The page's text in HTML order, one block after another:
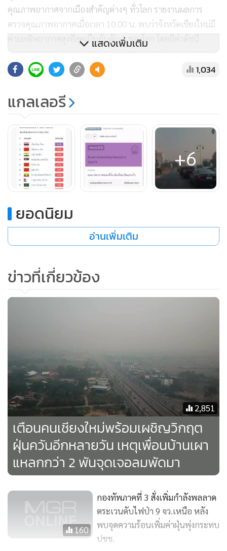
คุณภาพอากาศจากเมืองสำคัญต่างๆ ทั่วโลก รายงานผลการ
ตรวจคุณภาพอากาศเมื่อเวลา 10.00 น. พบว่าจังหวัดเชียงใหม่มี
ค่ามลพิษอากาศสูงที่สุดเป็นอันดับ 1 ของโลก โดยมีค่าดัชนี
คุณภาพอากาศ 213 USAQI และค่า PM2.5 อยู่ที่ 162.8
ไมโครกรัมต่อลูกบาศก์เมตร ส่วนอันดับ 2 เมืองเสิ่นหยาง
เมิงเดลี ประเทศอินเดีย 192 ค่าดัชนีคุณภาพอากาศ 213 USAQI
ทั้งนี้ ปัจจัยที่ทำให้เชียงใหม่มีฝุ่นควันสะสมมากเนื่องจากกระแส
ลมได้พัดพากลุ่มควันจากทางด้านทิศตะวันตกเข้ามาสะสมใน
พื้นที่จังหวัดเชียงใหม่ และมีกระแสลมพัดเข้ามาเสริมในพื้นที่
ตะวันออกด้วย
ขณะที่รายงานผลการตรวจวัดคุณภาพอากาศของกรมควบคุม
PM 2.5 เฉลี่ยในรอบ 24 ชั่วโมง เมื่อเวลา 09.00 น. ที่สถานีตำบล
ช้างเผือกอยู่ที่ 114 ไมโครกรัมต่อลูกบาศก์เมตร, สถานีตำบลศรี
ภูมิ ไม่มีรายงาน และสถานีตำบลสุเทพอยู่ที่ 75 ไมโครกรัมต่อ
ต่อลูกบาศก์เมตร ส่วนค่าดัชนีคุณภาพอากาศจากสถานีตำบล
ช้างเผือก, ตำบลศรีภูมิ และตำบลสุเทพ อยู่ที่ 224, 104 และ 162
ตามลำดับ จากค่ามาตรฐานไม่เกิน 100 ซึ่งอยู่ในระดับที่มีผลกระ
แสดงเพิ่มเติม
1,034
แกลเลอรี
+6
ยอดนิยม
อ่านเพิ่มเติม
ข่าวที่เกี่ยวข้อง
2,851
เตือนคนเชียงใหม่พร้อมเผชิญวิกฤต
ฝุ่นควันอีกหลายวัน เหตุเพื่อนบ้านเผา
แหลกกว่า 2 พันจุดเจอลมพัดมา
160
กองทัพภาคที่ 3 สั่งเพิ่มกำลังพลลาด
ตระเวนดับไฟป่า 9 จว.เหนือ หลัง
พบจุดความร้อนเพิ่มค่าฝุ่นพุ่งกระทบ
ปชช.